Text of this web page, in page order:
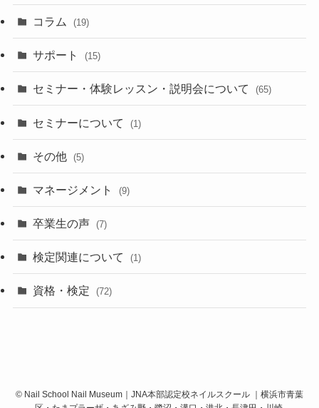
コラム (19)
サポート (15)
セミナー・体験レッスン・説明会について (65)
セミナーについて (1)
その他 (5)
マネージメント (9)
卒業生の声 (7)
検定関連について (1)
資格・検定 (72)
© Nail School Nail Museum｜JNA本部認定校ネイルスクール ｜横浜市青葉